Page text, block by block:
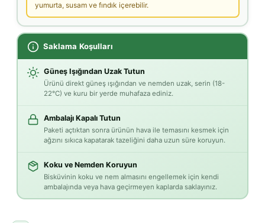
yumurta, susam ve fındık içerebilir.
Saklama Koşulları
Güneş Işığından Uzak Tutun
Ürünü direkt güneş ışığından ve nemden uzak, serin (18-
22°C) ve kuru bir yerde muhafaza ediniz.
Ambalajı Kapalı Tutun
Paketi açtıktan sonra ürünün hava ile temasını kesmek için
ağzını sıkıca kapatarak tazeliğini daha uzun süre koruyun.
Koku ve Nemden Koruyun
Bisküvinin koku ve nem almasını engellemek için kendi
ambalajında veya hava geçirmeyen kaplarda saklayınız.